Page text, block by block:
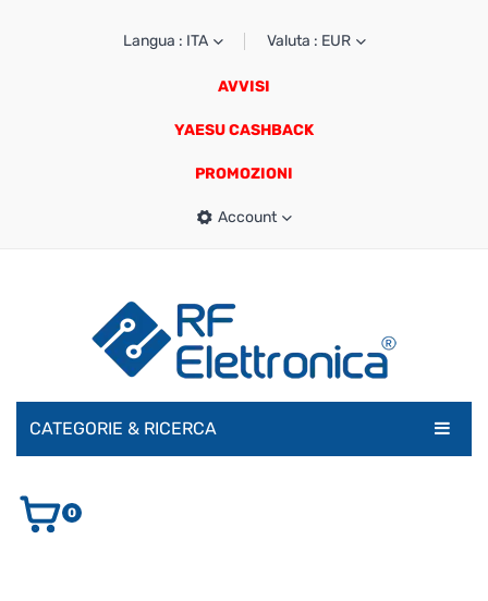
Langua : ITA Valuta : EUR
AVVISI
YAESU CASHBACK
PROMOZIONI
Account
CATEGORIE & RICERCA
AUDIO E VIDEO
0